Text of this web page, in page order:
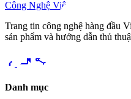
Công Nghệ Việt
Trang tin công nghệ hàng đầu
sản phẩm và hướng dẫn thủ
videocam share
Danh mục